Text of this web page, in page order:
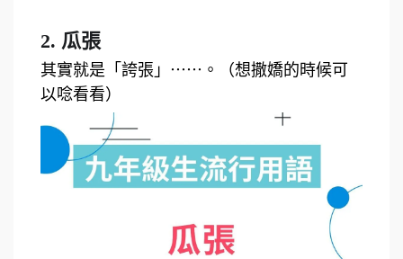
2. 瓜張
其實就是「誇張」⋯⋯。（想撒嬌的時候可
以唸看看）